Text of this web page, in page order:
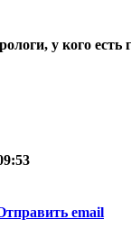
у кого есть
email